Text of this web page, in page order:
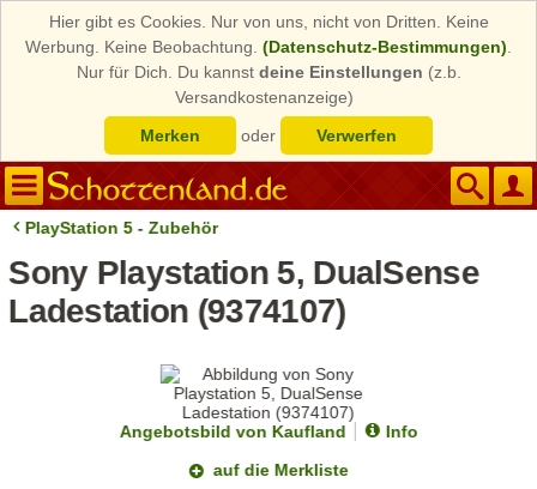
Hier gibt es Cookies. Nur von uns, nicht von Dritten. Keine
Werbung. Keine Beobachtung. (Datenschutz-Bestimmungen)
Nur für Dich. Du kannst deine Einstellungen (z.b.
Versandkostenanzeige)
Merken
oder Verwerfen
PlayStation 5 - Zubehör
Sony Playstation 5, DualSense
Ladestation (9374107)
Angebotsbild von Kaufland
Info
auf die Merkliste